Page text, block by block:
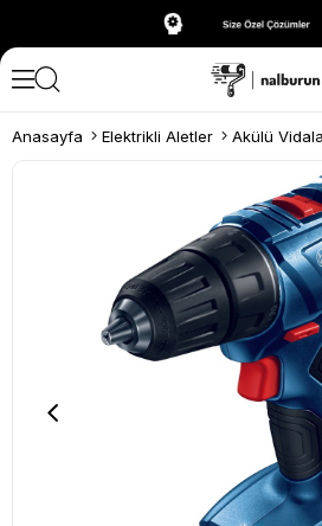
Anasayfa Elektrikli Aletler Akülü